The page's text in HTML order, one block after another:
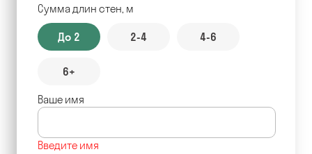
Сумма длин стен, м
До 2 2-4 4-6
6+
Ваше имя
Введите имя